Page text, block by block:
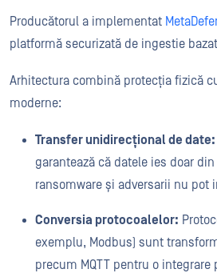
Producătorul a implementat
platformă securizată de ingestie
Arhitectura combină protecția fizică
moderne:
Transfer unidirecțional de date:
garantează că datele ies doar din
ransomware și adversarii nu pot
Conversia protocoalelor:
exemplu, Modbus) sunt
precum MQTT pentru o